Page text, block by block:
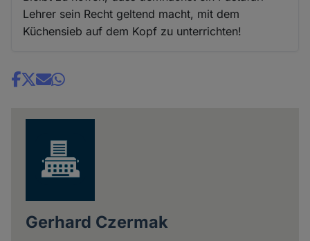
Lehrer sein Recht geltend macht, mit dem
Küchensieb auf dem Kopf zu unterrichten!
Share
Gerhard Czermak